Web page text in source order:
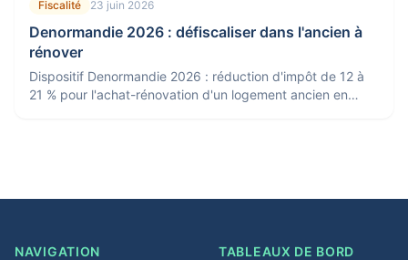
Fiscalité 23 juin 2026
Denormandie 2026 : défiscaliser dans l'ancien à
rénover
Dispositif Denormandie 2026 : réduction d'impôt de 12 à
21 % pour l'achat-rénovation d'un logement ancien en
NAVIGATION TABLEAUX DE BORD